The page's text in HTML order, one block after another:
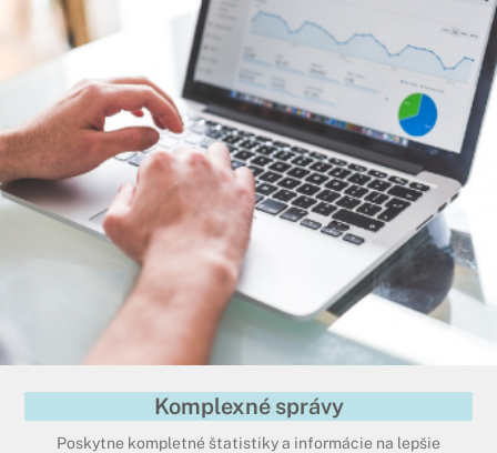
Komplexné správy
Poskytne kompletné štatistiky a informácie na lepšie